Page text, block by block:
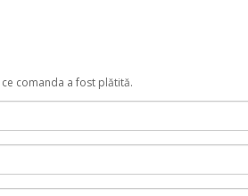
comanda a fost plătită.